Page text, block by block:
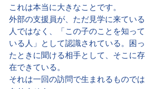
これは本当に大きなことです。
外部の支援員が、ただ見学に来ている
人ではなく、「この子のことを知って
いる人」として認識されている。困っ
たときに聞ける相手として、そこに存
在できている。
それは一回の訪問で生まれるものでは